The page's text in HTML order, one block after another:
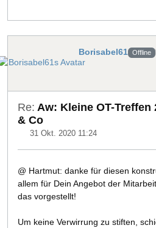
Borisabel61 Offline
Re: Aw: Kleine OT-
& Co
31 Okt. 2020 11:24
@ Hartmut: danke für diesen
allem für Dein Angebot der
das vorgestellt!
Um keine Verwirrung zu stiften,